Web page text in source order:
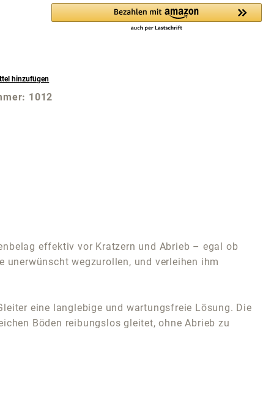
hinzufügen
1012
effektiv vor Kratzern und Abrieb – egal ob
unerwünscht wegzurollen, und verleihen ihm
eine langlebige und wartungsfreie Lösung. Die
Böden reibungslos gleitet, ohne Abrieb zu